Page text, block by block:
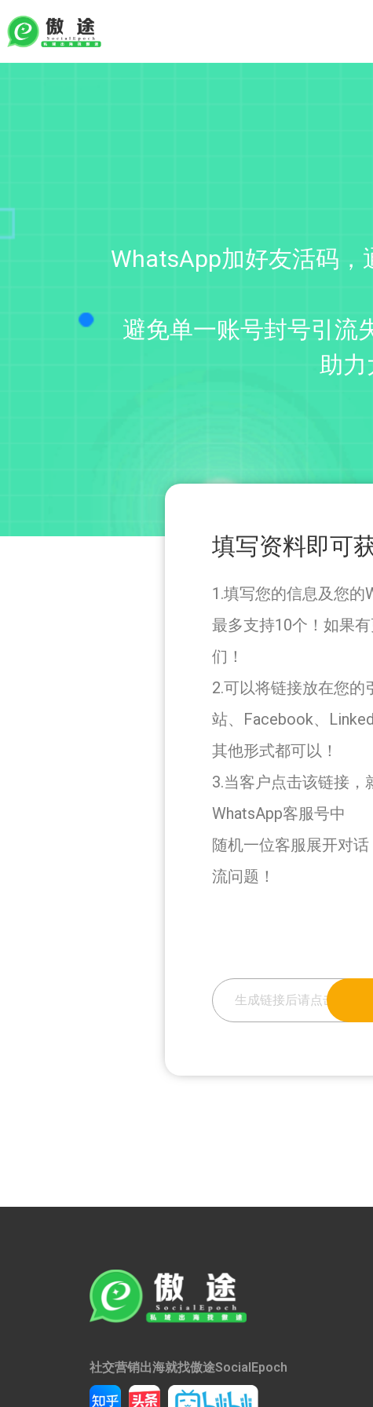
跳
WhatsApp加好友活码
避免单一账号封号引流
助力
填写资料即可
1.填写您的信息及您的
最多支持10个！如果
们！
2.可以将链接放在您的
站、Facebook、
其他形式都可以！
3.当客户点击该链接，
WhatsApp客服号中
随机一位客服展开对
流问题！
社交营销出海就找傲途SocialEpoch